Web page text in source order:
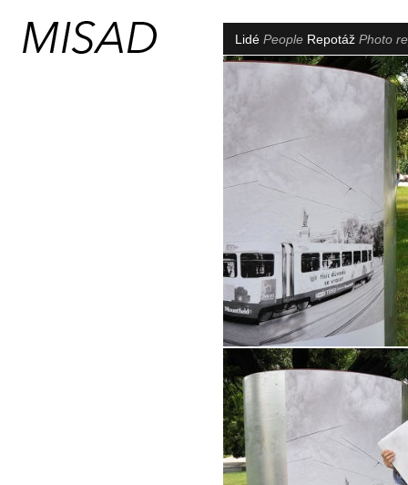
Lidé People Repotáž Photo